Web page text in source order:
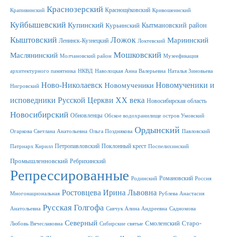
Крапивинский Краснозерский Краснощёковский Кривошеинский
Куйбышевский Купинский Курьинский Кытмановский район
Кыштовский Ленинск-Кузнецкий Ложок Локтевский Мариинский
Маслянинский Молчановский район Мошковский Музеефикация
архитектурного памятника НКВД Наволоцкая Анна Валерьевна Наталья Зиновьева
Нигровский Ново-Николаевск Новомученики Новомученики и
исповедники Русской Церкви XX века Новосибирская область
Новосибирский Обновленцы Обское водохранилище остров Умовский
Огаркова Светлана Анатольевна Ольга Позднякова Ордынский Павловский
Патриарх Кирилл Петропавловский Поклонный крест Поспелихинский
Промышленновский Ребрихинский
Репрессированные Родинский Романовский Россия
Многонациональная Ростовцева Ирина Львовна Рублева Анастасия
Анатольевна Русская Голгофа Савчук Алина Андреевна Садномова
Любовь Вячеславовна Северный Сибирские святые Смоленский Старо-